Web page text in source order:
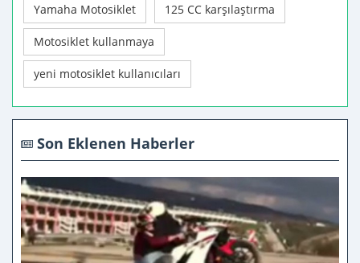
Yamaha Motosiklet 125 CC karşılaştırma
Motosiklet kullanmaya
yeni motosiklet kullanıcıları
Son Eklenen Haberler